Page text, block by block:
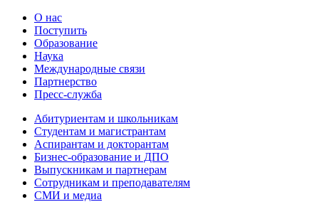
О нас
Поступить
Образование
Наука
Международные связи
Партнерство
Пресс-служба
Абитуриентам и школьникам
Студентам и магистрантам
Аспирантам и докторантам
Бизнес-образование и ДПО
Выпускникам и партнерам
Сотрудникам и преподавателям
СМИ и медиа